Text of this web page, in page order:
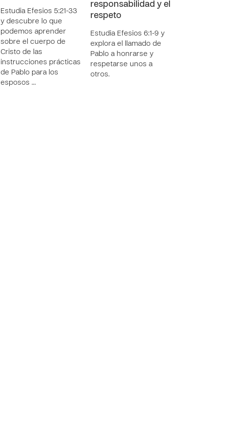
Estudia Efesios 5:21-33
y descubre lo que
podemos aprender
sobre el cuerpo de
Cristo de las
instrucciones prácticas
de Pablo para los
esposos …
responsabilidad y el
respeto
Estudia Efesios 6:1-9 y
explora el llamado de
Pablo a honrarse y
respetarse unos a
otros.